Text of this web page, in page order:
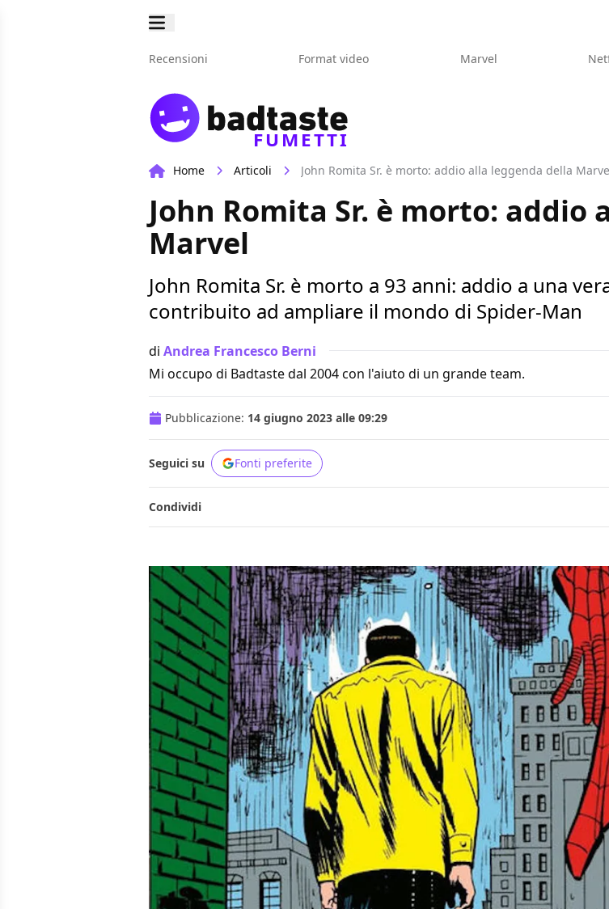
Recensioni Format video Marvel
FUMETTI
Home Articoli John Romita Sr. è morto: addio alla leggenda della
John Romita Sr. è morto: addio
Marvel
John Romita Sr. è morto a 93 anni: addio a una
contribuito ad ampliare il mondo di Spider-Man
di Andrea Francesco Berni
Mi occupo di Badtaste dal 2004 con l'aiuto di un grande team.
Pubblicazione: 14 giugno 2023 alle 09:29
Seguici su Fonti preferite
Condividi